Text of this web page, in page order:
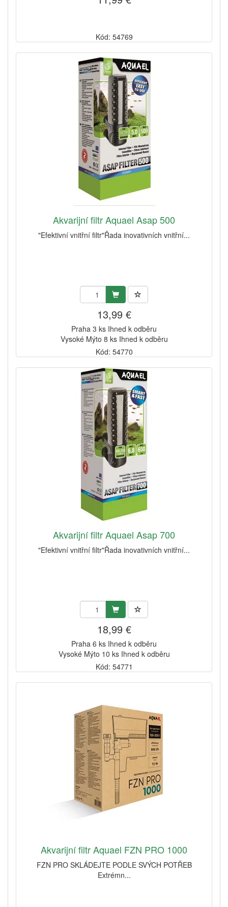
Kód: 54769
Akvarijní filtr Aquael Asap 500
"Efektivní vnitřní filtr"Řada inovativních vnitřní...
13,99 €
Praha 3 ks Ihned k odběru
Vysoké Mýto 8 ks Ihned k odběru
Kód: 54770
Akvarijní filtr Aquael Asap 700
"Efektivní vnitřní filtr"Řada inovativních vnitřní...
18,99 €
Praha 6 ks Ihned k odběru
Vysoké Mýto 10 ks Ihned k odběru
Kód: 54771
Akvarijní filtr Aquael FZN PRO 1000
FZN PRO SKLÁDEJTE PODLE SVÝCH POTŘEB
Extrémn...